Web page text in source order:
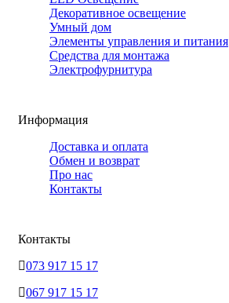
Декоративное освещение
Умный дом
Элементы управления и питания
Средства для монтажа
Электрофурнитура
Информация
Доставка и оплата
Обмен и возврат
Про нас
Контакты
Контакты
073 917 15 17
067 917 15 17